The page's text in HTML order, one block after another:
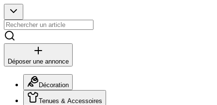
Déposer une annonce
Décoration
Tenues & Accessoires